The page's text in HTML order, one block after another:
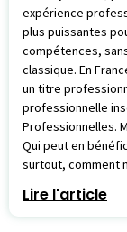
expérience
plus puissantes
compétences,
classique. En
un titre
professionnelle
Professionnelles.
Qui peut en
surtout, comment
Lire l'article